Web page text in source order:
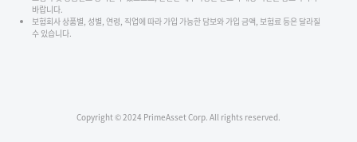
바랍니다.
보험회사 상품별, 성별, 연령, 직업에 따라 가입 가능한 담보와 가입 금액, 보험료 등은 달라질
수 있습니다.
Copyright © 2024 PrimeAsset Corp. All rights reserved.